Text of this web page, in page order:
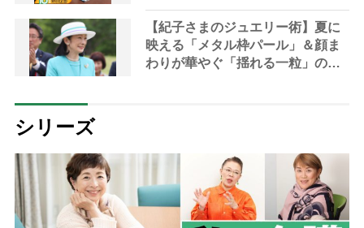
ト、法律にも明記されたが果たし
て現在は？
【紀子さまのジュエリー術】夏に
映える「メタル枠パール」＆顔ま
わりが華やぐ「揺れる一粒」の使
シリーズ